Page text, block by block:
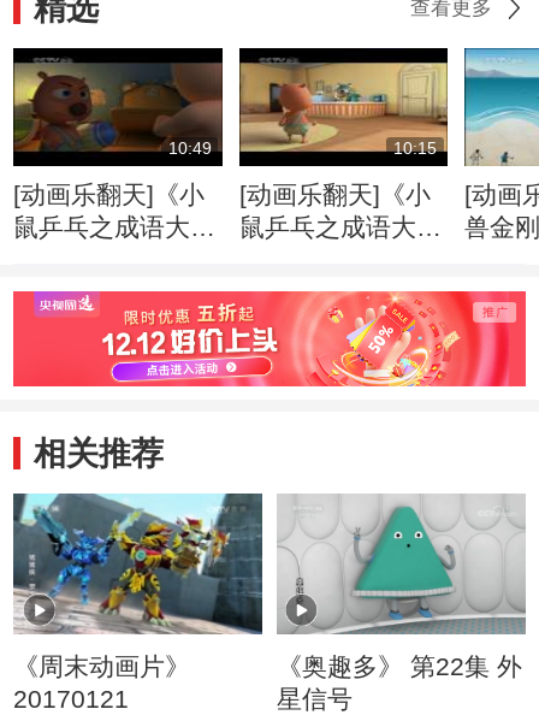
精选 查看更多
10:49
[动画乐翻天]《小
鼠乒乓之成语大
不悟
10:15
[动画乐翻天]《小
鼠乒乓之成语大
花明
[动画
兽金
相关推荐
《周末动画片》
20170121
《奥趣多》 第22集 外
星信号